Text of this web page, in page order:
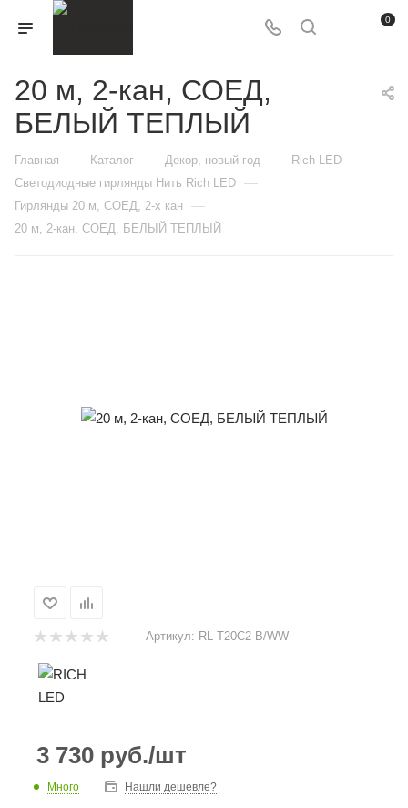
0
20 м, 2-кан, СОЕД,
БЕЛЫЙ ТЕПЛЫЙ
Главная — Каталог — Декор, новый год — Rich LED —
Светодиодные гирлянды Нить Rich LED —
Гирлянды 20 м, СОЕД, 2-х кан —
20 м, 2-кан, СОЕД, БЕЛЫЙ ТЕПЛЫЙ
Артикул: RL-T20C2-B/WW
3 730 руб./шт
Много Нашли дешевле?